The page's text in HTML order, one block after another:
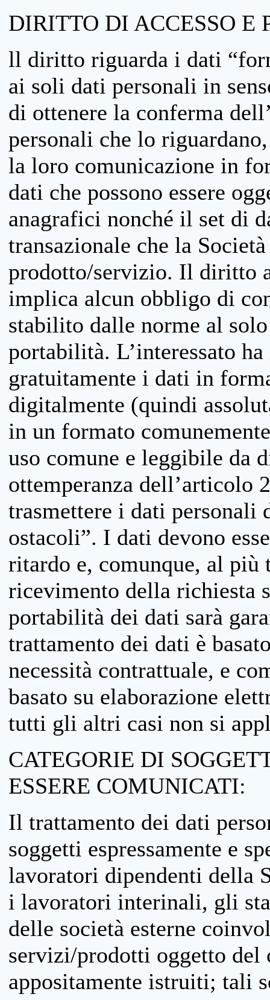
DIRITTO DI ACCESSO
ll diritto riguarda i dati
ai soli dati personali in
di ottenere la conferma
personali che lo
la loro comunicazione in
dati che possono essere
anagrafici nonché il set di
transazionale che la
prodotto/servizio. Il diritto
implica alcun obbligo di
stabilito dalle norme al
portabilità. L’interessato
gratuitamente i dati in
digitalmente (quindi
in un formato
uso comune e leggibile da
ottemperanza dell’articolo
trasmettere i dati personali
ostacoli”. I dati devono
ritardo e, comunque, al più
ricevimento della richiesta
portabilità dei dati sarà
trattamento dei dati è
necessità contrattuale, e
basato su elaborazione
tutti gli altri casi non si
CATEGORIE DI
ESSERE COMUNICATI:
Il trattamento dei dati
soggetti espressamente e
lavoratori dipendenti della
i lavoratori interinali, gli
delle società esterne
servizi/prodotti oggetto
appositamente istruiti; tali